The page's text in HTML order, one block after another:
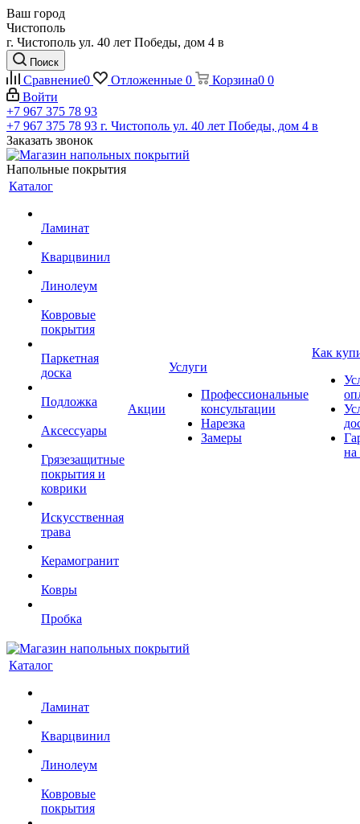
Ваш город
Чистополь
г. Чистополь ул. 40 лет Победы, дом 4 в
Поиск
Сравнение0 Отложенные 0 Корзина0 0
Войти
+7 967 375 78 93
+7 967 375 78 93 г. Чистополь ул. 40 лет Победы, дом 4 в
Заказать звонок
Напольные покрытия
Каталог
Ламинат
Кварцвинил
Линолеум
Ковровые
покрытия
Паркетная
доска
Подложка
Аксессуары
Грязезащитные
покрытия и
коврики
Искусственная
трава
Керамогранит
Ковры
Пробка
Акции
Услуги
Профессиональные
консультации
Нарезка
Замеры
Как
на
Каталог
Ламинат
Кварцвинил
Линолеум
Ковровые
покрытия